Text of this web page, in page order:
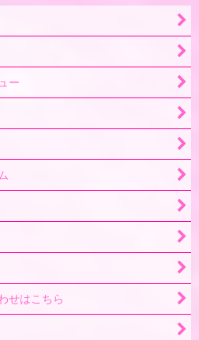
ー
せはこちら